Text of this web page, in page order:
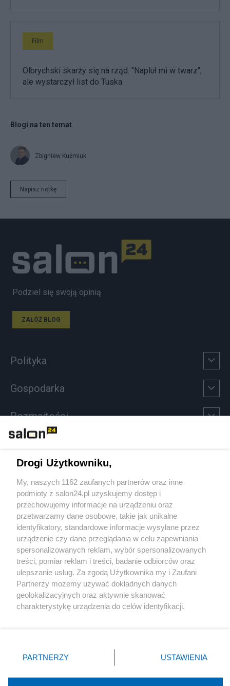
Film
Olbrychski skarży się na rząd. "Napluł mi w twarz",
ale wystarczył list do Tuska
Blogi na ten temat
Zbigniew Kuźmiuk
Napisz notkę
Podziel się swoją opinią
ZAŁÓŻ BLOG
Polityka
Gospodarka
Rozmaitości
Sport
Społeczeństwo
Kultura
X Facebook Instagram Youtube
Drogi Użytkowniku,
My, naszych 1162 zaufanych partnerów oraz inne
podmioty z salon24.pl uzyskujemy dostęp i
przechowujemy informacje na urządzeniu oraz
przetwarzamy dane osobowe, takie jak unikalne
identyfikatory, standardowe informacje wysyłane przez
urządzenie czy dane przeglądania w celu zapewniania
spersonalizowanych reklam, wybór spersonalizowanych
treści, pomiar reklam i treści, badanie odbiorców oraz
ulepszanie usług. Za zgodą Użytkownika my i Zaufani
Partnerzy możemy używać dokładnych danych
geolokalizacyjnych oraz aktywnie skanować
charakterystykę urządzenia do celów identyfikacji.
zmienić/wycofać klikając przycisk ustawień prywatności
znajdujący się w lewym dolnym rogu strony
rodzaje przetwarzania danych nie wymagają zgody
PARTNERZY USTAWIENIA